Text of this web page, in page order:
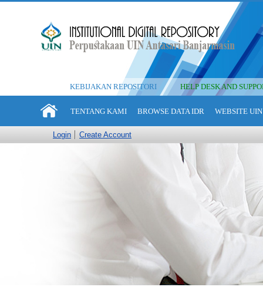
KEBIJAKAN REPOSITORI HELP DESK AND
TENTANG KAMI BROWSE DATA IDR WEBSITE
Login Create Account